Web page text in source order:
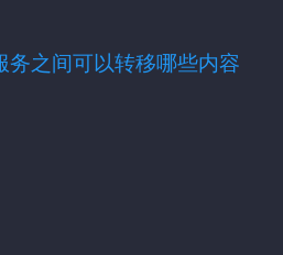
务之间可以转移哪些内容